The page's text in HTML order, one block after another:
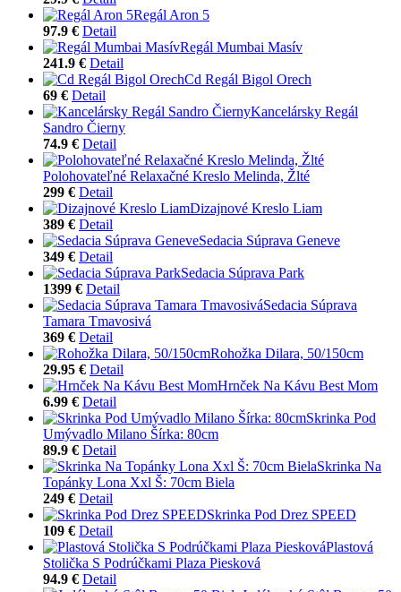
Regál Aron 5
97.9 € Detail
Regál Mumbai Masív
241.9 € Detail
Cd Regál Bigol Orech
69 € Detail
Kancelársky Regál
Sandro Čierny
74.9 € Detail
Polohovateľné Relaxačné Kreslo Melinda, Žlté
299 € Detail
Dizajnové Kreslo Liam
389 € Detail
Sedacia Súprava Geneve
349 € Detail
Sedacia Súprava Park
1399 € Detail
Sedacia Súprava
Tamara Tmavosivá
369 € Detail
Rohožka Dilara, 50/150cm
29.95 € Detail
Hrnček Na Kávu Best Mom
6.99 € Detail
Skrinka Pod
Umývadlo Milano Šírka: 80cm
89.9 € Detail
Skrinka Na
Topánky Lona Xxl Š: 70cm Biela
249 € Detail
Skrinka Pod Drez SPEED
109 € Detail
Plastová
Stolička S Podrúčkami Plaza Piesková
94.9 € Detail